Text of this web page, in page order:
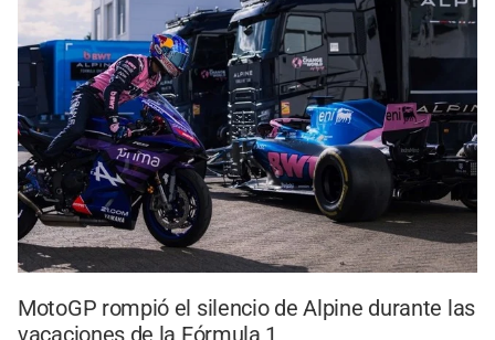
MotoGP rompió el silencio de Alpine durante las